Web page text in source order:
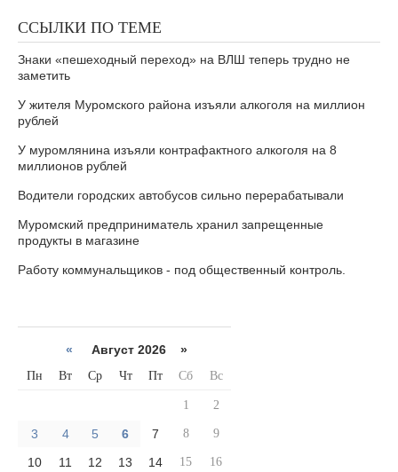
ССЫЛКИ ПО ТЕМЕ
Знаки «пешеходный переход» на ВЛШ теперь трудно не
заметить
У жителя Муромского района изъяли алкоголя на миллион
рублей
У муромлянина изъяли контрафактного алкоголя на 8
миллионов рублей
Водители городских автобусов сильно перерабатывали
Муромский предприниматель хранил запрещенные
продукты в магазине
Работу коммунальщиков - под общественный контроль.
« Август 2026 »
Пн Вт Ср Чт Пт Сб Вс
1 2
3 4 5 6 7 8 9
10 11 12 13 14 15 16